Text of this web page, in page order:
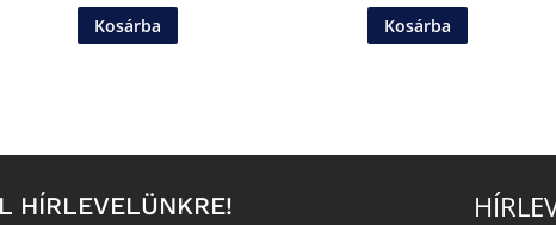
Kosárba Kosárba
HÍRLEVELÜNKRE!